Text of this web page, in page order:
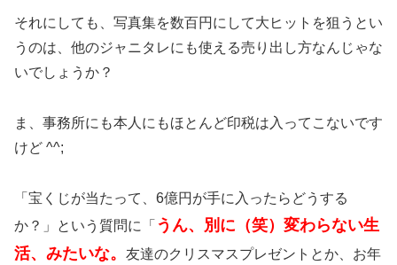
それにしても、写真集を数百円にして大ヒットを狙うとい
うのは、他のジャニタレにも使える売り出し方なんじゃな
いでしょうか？
ま、事務所にも本人にもほとんど印税は入ってこないです
けど ^^;
「宝くじが当たって、6億円が手に入ったらどうする
か？」という質問に「 うん、別に（笑）変わらない生
活、みたいな。 友達のクリスマスプレゼントとか、お年